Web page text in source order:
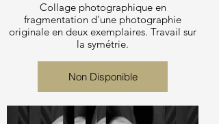
Collage photographique en
fragmentation d'une photographie
originale en deux exemplaires. Travail sur
la symétrie.
Non Disponible